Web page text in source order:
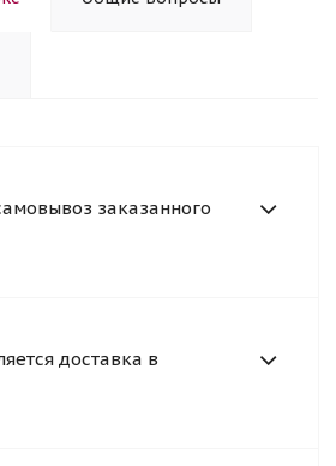
заказанного
доставка в